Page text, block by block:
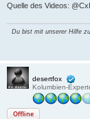
Quelle des Videos:
Du bist mit unserer Hilfe
desertfox
Kolumbien-
Offline